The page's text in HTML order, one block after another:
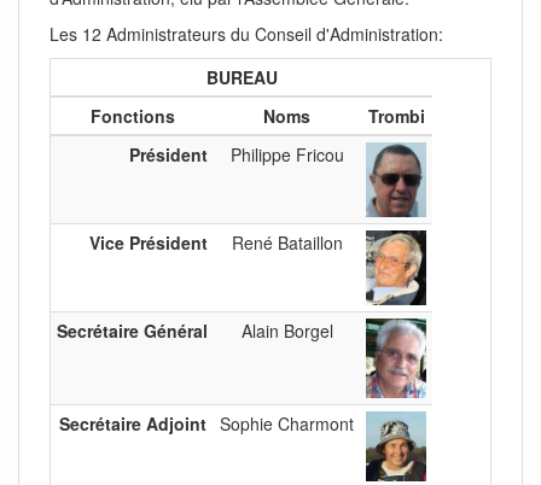
Les 12 Administrateurs du Conseil d'Administration:
BUREAU
Fonctions
Noms
Trombi
Président
Philippe Fricou
Vice Président René Bataillon
Secrétaire Général Alain Borgel
Secrétaire Adjoint Sophie Charmont